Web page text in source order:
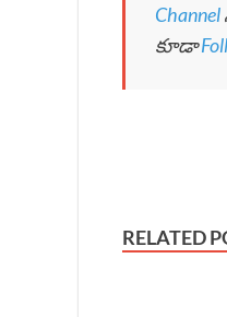
Channel
కూడా
RELATED